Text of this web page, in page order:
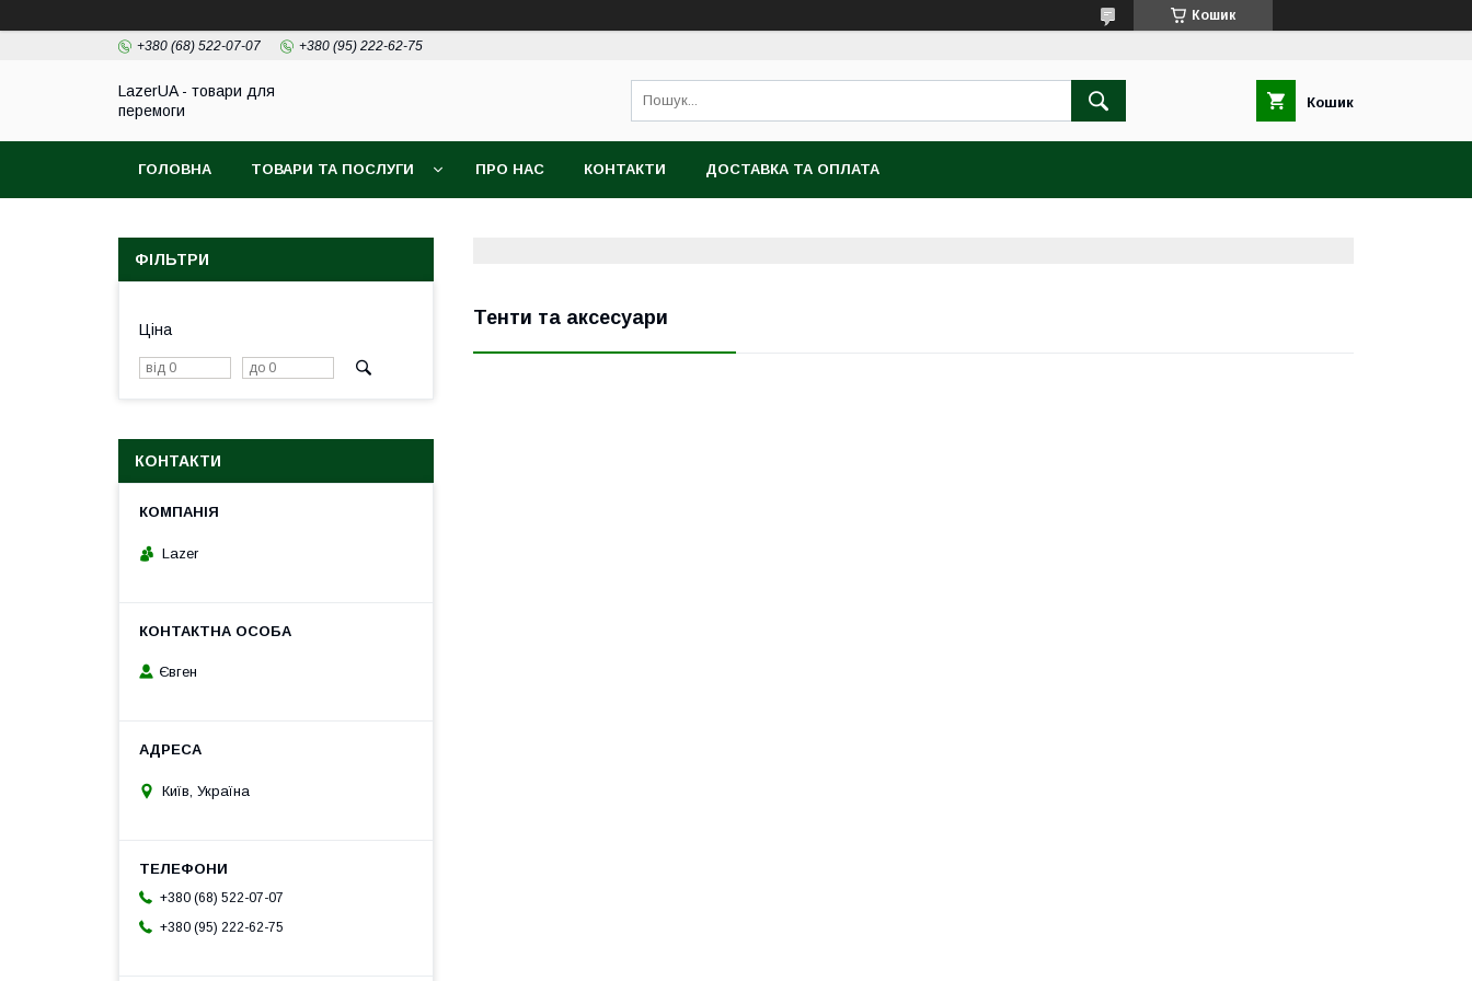
Кошик
+380 (68) 522-07-07 +380 (95) 222-62-75
LazerUA - товари для
перемоги
Кошик
ГОЛОВНА ТОВАРИ ТА ПОСЛУГИ ПРО НАС КОНТАКТИ ДОСТАВКА ТА ОПЛАТА
Тенти та аксесуари
ФІЛЬТРИ
Ціна
КОНТАКТИ
Lazer
Євген
Київ, Україна
+380 (68) 522-07-07
+380 (95) 222-62-75